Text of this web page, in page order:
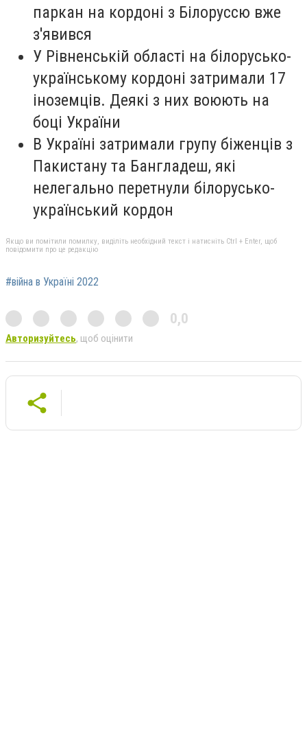
паркан на кордоні з Білоруссю вже
з'явився
У Рівненській області на білорусько-
українському кордоні затримали 17
іноземців. Деякі з них воюють на
боці України
В Україні затримали групу біженців з
Пакистану та Бангладеш, які
нелегально перетнули білорусько-
український кордон
Якщо ви помітили помилку, виділіть необхідний текст і натисніть Ctrl + Enter, щоб
повідомити про це редакцію
#війна в Україні 2022
0,0
Авторизуйтесь, щоб оцінити